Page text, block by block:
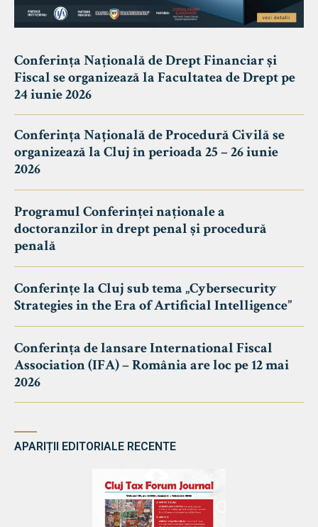
Conferința Națională de Drept Financiar și
Fiscal se organizează la Facultatea de Drept pe
24 iunie 2026
Conferința Națională de Procedură Civilă se
organizează la Cluj în perioada 25 – 26 iunie
2026
Programul Conferinței naționale a
doctoranzilor în drept penal și procedură
penală
Conferințe la Cluj sub tema „Cybersecurity
Strategies in the Era of Artificial Intelligence”
Conferința de lansare International Fiscal
Association (IFA) – România are loc pe 12 mai
2026
APARIȚII EDITORIALE RECENTE